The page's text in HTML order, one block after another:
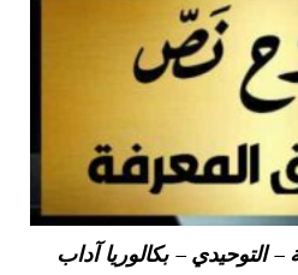
– بكالوريا آداب